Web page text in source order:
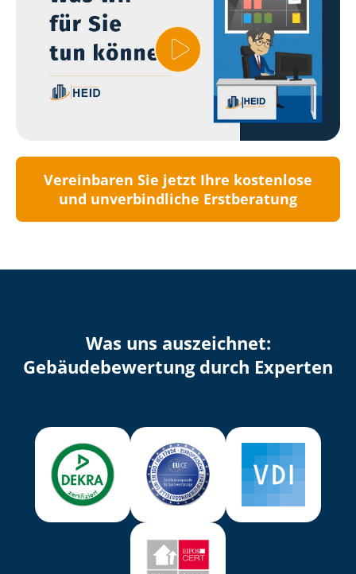
Vereinbaren Sie jetzt Ihre kostenlose
und unverbindliche Erstberatung
Was uns auszeichnet:
Ge­bäu­de­be­wer­tung durch Experten